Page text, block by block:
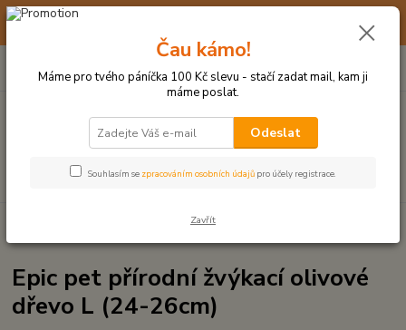
☀️ 10. - 14. SRPNA 2026 MÁME DOVOLENOU ☀️ OBJEDNÁVKY
Hledat
po–pá: 9–17 hod.
za0 Kč
Epic pet přírodní žvýkací olivové dřevo L (24-
Epic pet přírodní žvýkací olivové
dřevo L (24-26cm)
Čau kámo!
Máme pro tvého páníčka 100 Kč slevu - stačí zadat mail, kam ji
máme poslat.
Odeslat
Souhlasím se zpracováním osobních údajů pro účely registrace.
Zavřít